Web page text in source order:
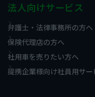
法人向けサービス
弁護士・法律事務所の方へ
保険代理店の方へ
社用車を売りたい方へ
提携企業様向け社員用サー